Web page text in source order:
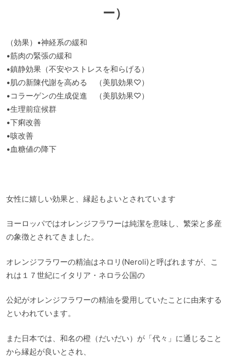
ー）
（効果）•神経系の緩和
•筋肉の緊張の緩和
•鎮静効果（不安やストレスを和らげる）
•肌の新陳代謝を高める （美肌効果♡）
•コラーゲンの生成促進 （美肌効果♡）
•生理前症候群
•下痢改善
•咳改善
•血糖値の降下
女性に嬉しい効果と、縁起もよいとされています
ヨーロッパではオレンジフラワーは純潔を意味し、繁栄と多産
の象徴とされてきました。
オレンジフラワーの精油はネロリ(Neroli)と呼ばれますが、こ
れは１７世紀にイタリア・ネロラ公国の
公妃がオレンジフラワーの精油を愛用していたことに由来する
といわれています。
また日本では、和名の橙（だいだい）が「代々」に通じること
から縁起が良いとされ、